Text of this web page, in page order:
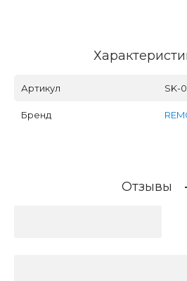
Артикул SK-
Бренд
Отзывы